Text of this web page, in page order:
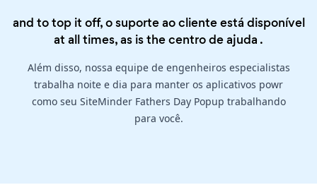
and to top it off, o suporte ao cliente está disponível
at all times, as is thecentro de ajuda .
Além disso, nossa equipe de engenheiros especialistas
trabalha noite e dia para manter os aplicativos powr
como seu SiteMinder Fathers Day Popup trabalhando
para você.